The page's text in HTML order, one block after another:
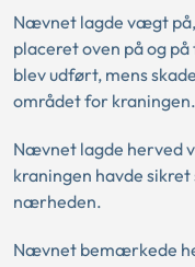
Nævnet lagde vægt
placeret oven på og
blev udført, mens
området for kraningen.
Nævnet lagde herved
kraningen havde
nærheden.
Nævnet bemærkede